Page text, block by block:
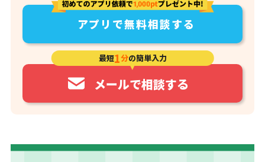
アプリで無料相談する
最短1分の簡単入力
メールで相談する